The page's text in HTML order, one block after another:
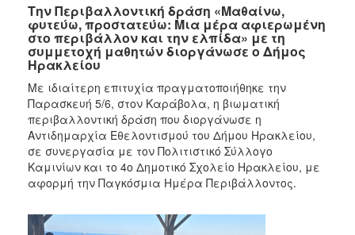
ΠΟΛΙΤΙΣΜΟΣ
ΑΝΘΕΚΤΙΚΗ
ΠΟΛΗ
Την Περιβαλλοντική δράση «Μαθαίνω,
φυτεύω, προστατεύω: Μια μέρα αφιερωμένη
στο περιβάλλον και την ελπίδα» με τη
συμμετοχή μαθητών διοργάνωσε ο Δήμος
Ηρακλείου
Με ιδιαίτερη επιτυχία πραγματοποιήθηκε την
Παρασκευή 5/6, στον Καράβολα, η βιωματική
περιβαλλοντική δράση που διοργάνωσε η
Αντιδημαρχία Εθελοντισμού του Δήμου Ηρακλείου,
σε συνεργασία με τον Πολιτιστικό Σύλλογο
Καμινίων και το 4ο Δημοτικό Σχολείο Ηρακλείου, με
αφορμή την Παγκόσμια Ημέρα Περιβάλλοντος.